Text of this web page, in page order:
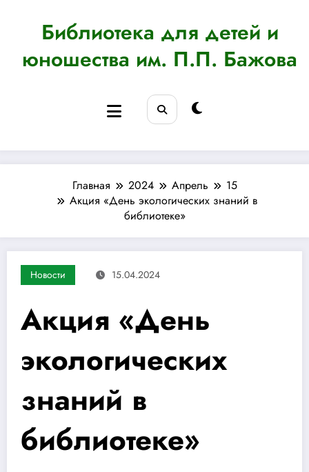
содержимомуБиблиотека для детей и
юношества им. П.П. Бажова
Главная 2024 Апрель
15
Акция «День экологических знаний в
библиотеке»
Новости 15.04.2024
Акция «День
экологических
знаний в
библиотеке»